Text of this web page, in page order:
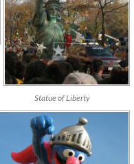
Statue of Liberty